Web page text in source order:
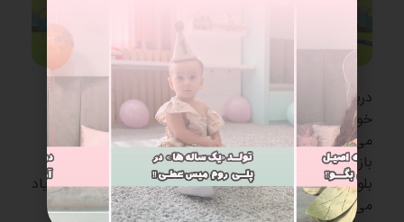
درباره یک توله سگ آبی‌رنگ به نامبلوییاست که همراه
خواهرش، بینگو، و والدینش ماجراهای روزمره را تجربه
می‌کند. هر قسمت از این قصه نشان می‌دهد که چگونه
بازی و تخیل نقش مهمی در یادگیری و رشد کودکان دارد.
بلویی و بینگو در هر داستان چالش‌های کوچک زندگی را یاد
می‌گیرند، مانند حل اختلافات، همکاری و خلاقیت. این